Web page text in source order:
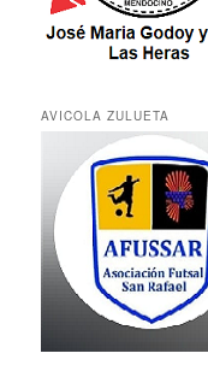
AVICOLA ZULUETA